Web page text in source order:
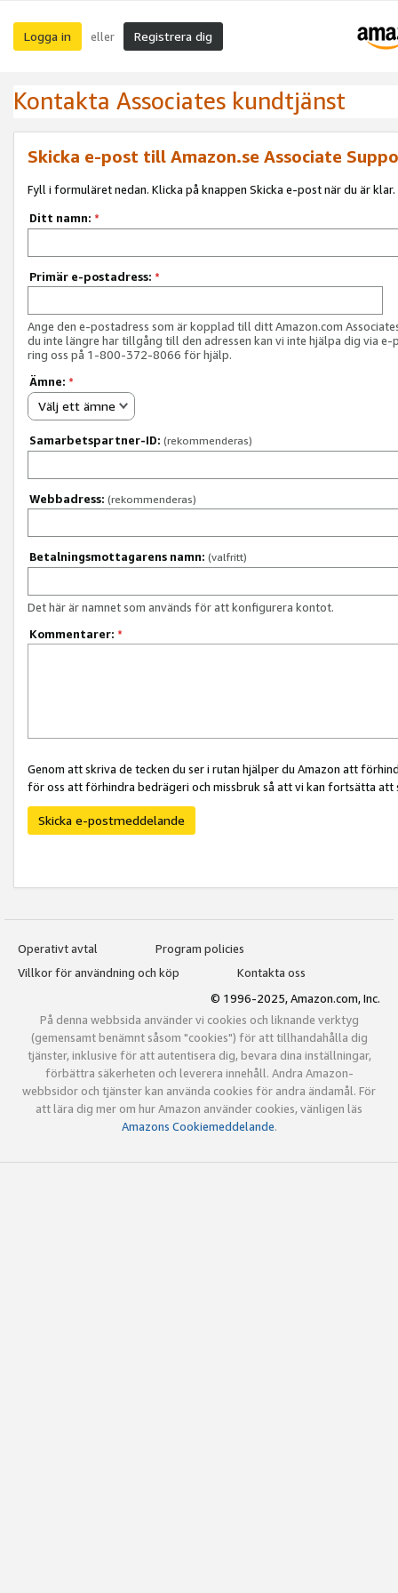
Logga in eller Registrera dig
Kontakta Associates kundtjänst
Skicka e-post till Amazon.se Associate
Fyll i formuläret nedan. Klicka på knappen Skicka e-post när du är klar.
Ditt namn: *
Primär e-postadress: *
Ange den e-postadress som är kopplad till ditt Amazon.com
du inte längre har tillgång till den adressen kan vi inte hjälpa dig via e-
ring oss på 1-800-372-8066 för hjälp.
Ämne: *
Välj ett ämne
Samarbetspartner-ID: (rekommenderas)
Webbadress: (rekommenderas)
Betalningsmottagarens namn: (valfritt)
Det här är namnet som används för att konfigurera kontot.
Kommentarer: *
Genom att skriva de tecken du ser i rutan hjälper du Amazon att
för oss att förhindra bedrägeri och missbruk så att vi kan fortsätta
Skicka e-postmeddelande
Operativt avtal
Program policies
Villkor för användning och köp
Kontakta oss
© 1996-2025, Amazon.com, Inc.
På denna webbsida använder vi cookies och liknande verktyg
(gemensamt benämnt såsom "cookies") för att tillhandahålla dig
tjänster, inklusive för att autentisera dig, bevara dina inställningar,
förbättra säkerheten och leverera innehåll. Andra Amazon-
webbsidor och tjänster kan använda cookies för andra ändamål. För
att lära dig mer om hur Amazon använder cookies, vänligen läs
Amazons Cookiemeddelande.